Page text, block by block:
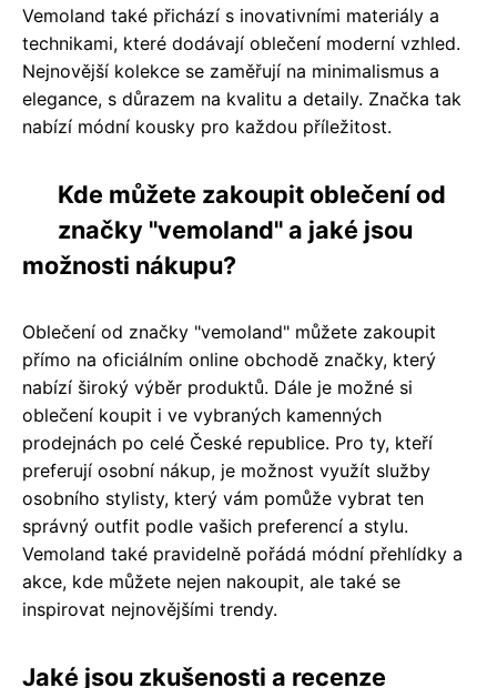
Vemoland také přichází s inovativními materiály a
technikami, které dodávají oblečení moderní vzhled.
Nejnovější kolekce se zaměřují na minimalismus a
elegance, s důrazem na kvalitu a detaily. Značka tak
nabízí módní kousky pro každou příležitost.
Kde můžete zakoupit oblečení od
značky "vemoland" a jaké jsou
možnosti nákupu?
Oblečení od značky "vemoland" můžete zakoupit
přímo na oficiálním online obchodě značky, který
nabízí široký výběr produktů. Dále je možné si
oblečení koupit i ve vybraných kamenných
prodejnách po celé České republice. Pro ty, kteří
preferují osobní nákup, je možnost využít služby
osobního stylisty, který vám pomůže vybrat ten
správný outfit podle vašich preferencí a stylu.
Vemoland také pravidelně pořádá módní přehlídky a
akce, kde můžete nejen nakoupit, ale také se
inspirovat nejnovějšími trendy.
Jaké jsou zkušenosti a recenze